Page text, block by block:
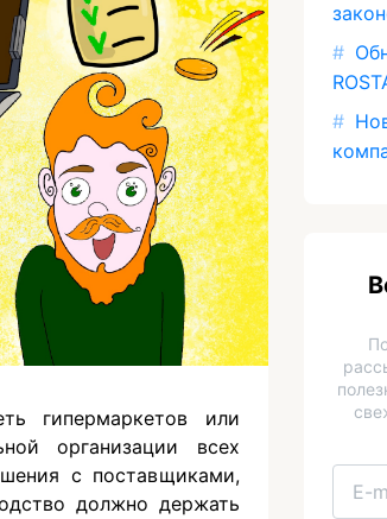
гипермаркетов или
организации всех
с поставщиками,
должно держать